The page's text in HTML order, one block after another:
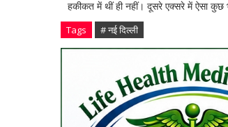
हकीकत में थीं ही नहीं। दूसरे एक्सरे में ऐसा कुछ
Tags # नई दिल्ली